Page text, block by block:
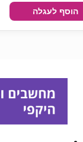
הוסף לעגלה